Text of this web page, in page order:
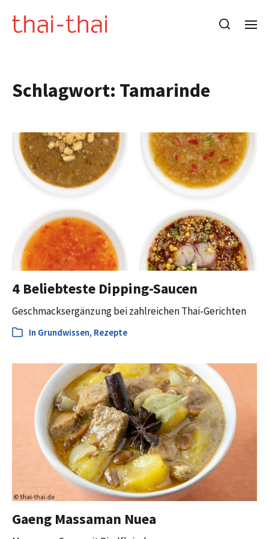
Schlagwort: Tamarinde
4 Beliebteste Dipping-Saucen
Geschmacksergänzung bei zahlreichen Thai-Gerichten
In Grundwissen, Rezepte
Gaeng Massaman Nuea